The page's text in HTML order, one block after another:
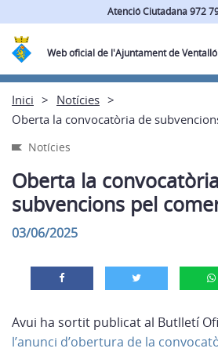
Atenció Ciutadana 972
Web oficial de l'Ajuntament de Ventalló
Inici
Notícies
Oberta la convocatòria de
Notícies
Oberta la
subvencions pel
03/06/2025
Avui ha sortit publicat al Butlletí
l’anunci d’obertura de la